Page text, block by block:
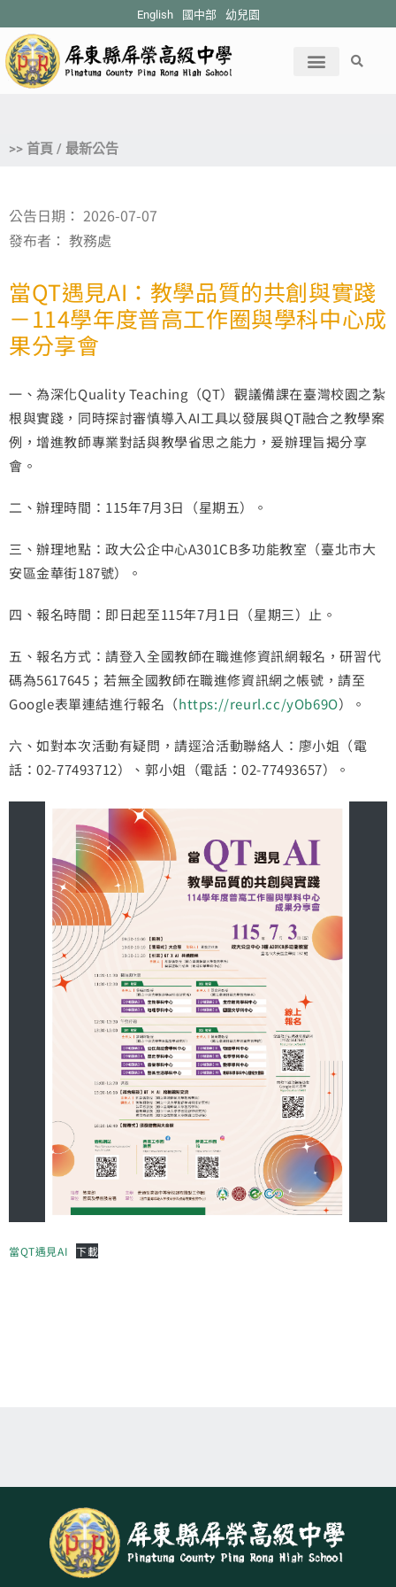
English 國中部 幼兒園
>> 首頁 / 最新公告
公告日期： 2026-07-07
發布者： 教務處
當QT遇見AI：教學品質的共創與實踐
－114學年度普高工作圈與學科中心成
果分享會
一、為深化Quality Teaching（QT）觀議備課在臺灣校園之紮
根與實踐，同時探討審慎導入AI工具以發展與QT融合之教學案
例，增進教師專業對話與教學省思之能力，爰辦理旨揭分享
會。
二、辦理時間：115年7月3日（星期五）。
三、辦理地點：政大公企中心A301CB多功能教室（臺北市大
安區金華街187號）。
四、報名時間：即日起至115年7月1日（星期三）止。
五、報名方式：請登入全國教師在職進修資訊網報名，研習代
碼為5617645；若無全國教師在職進修資訊網之帳號，請至
Google表單連結進行報名（https://reurl.cc/yOb69O）。
六、如對本次活動有疑問，請逕洽活動聯絡人：廖小姐（電
話：02-77493712）、郭小姐（電話：02-77493657）。
當QT遇見AI 下載